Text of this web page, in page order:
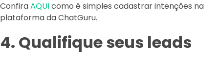
ConfiraAQUIcomo é simples cadastrar intenções na
plataforma da ChatGuru.
4. Qualifique seus leads